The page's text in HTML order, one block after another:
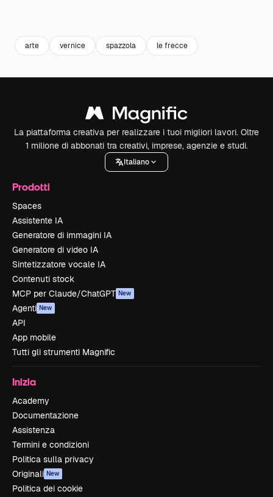
arte vernice spazzola le frecce
La piattaforma creativa per realizzare i tuoi migliori lavori. Oltre
1 milione di abbonati tra creativi, imprese, agenzie e studi.
Italiano
Prodotti
Spaces
Assistente IA
Generatore di immagini IA
Generatore di video IA
Sintetizzatore vocale IA
Contenuti stock
MCP per Claude/ChatGPT New
Agenti New
API
App mobile
Tutti gli strumenti Magnific
Inizia
Academy
Documentazione
Assistenza
Termini e condizioni
Politica sulla privacy
Originali New
Politica dei cookie